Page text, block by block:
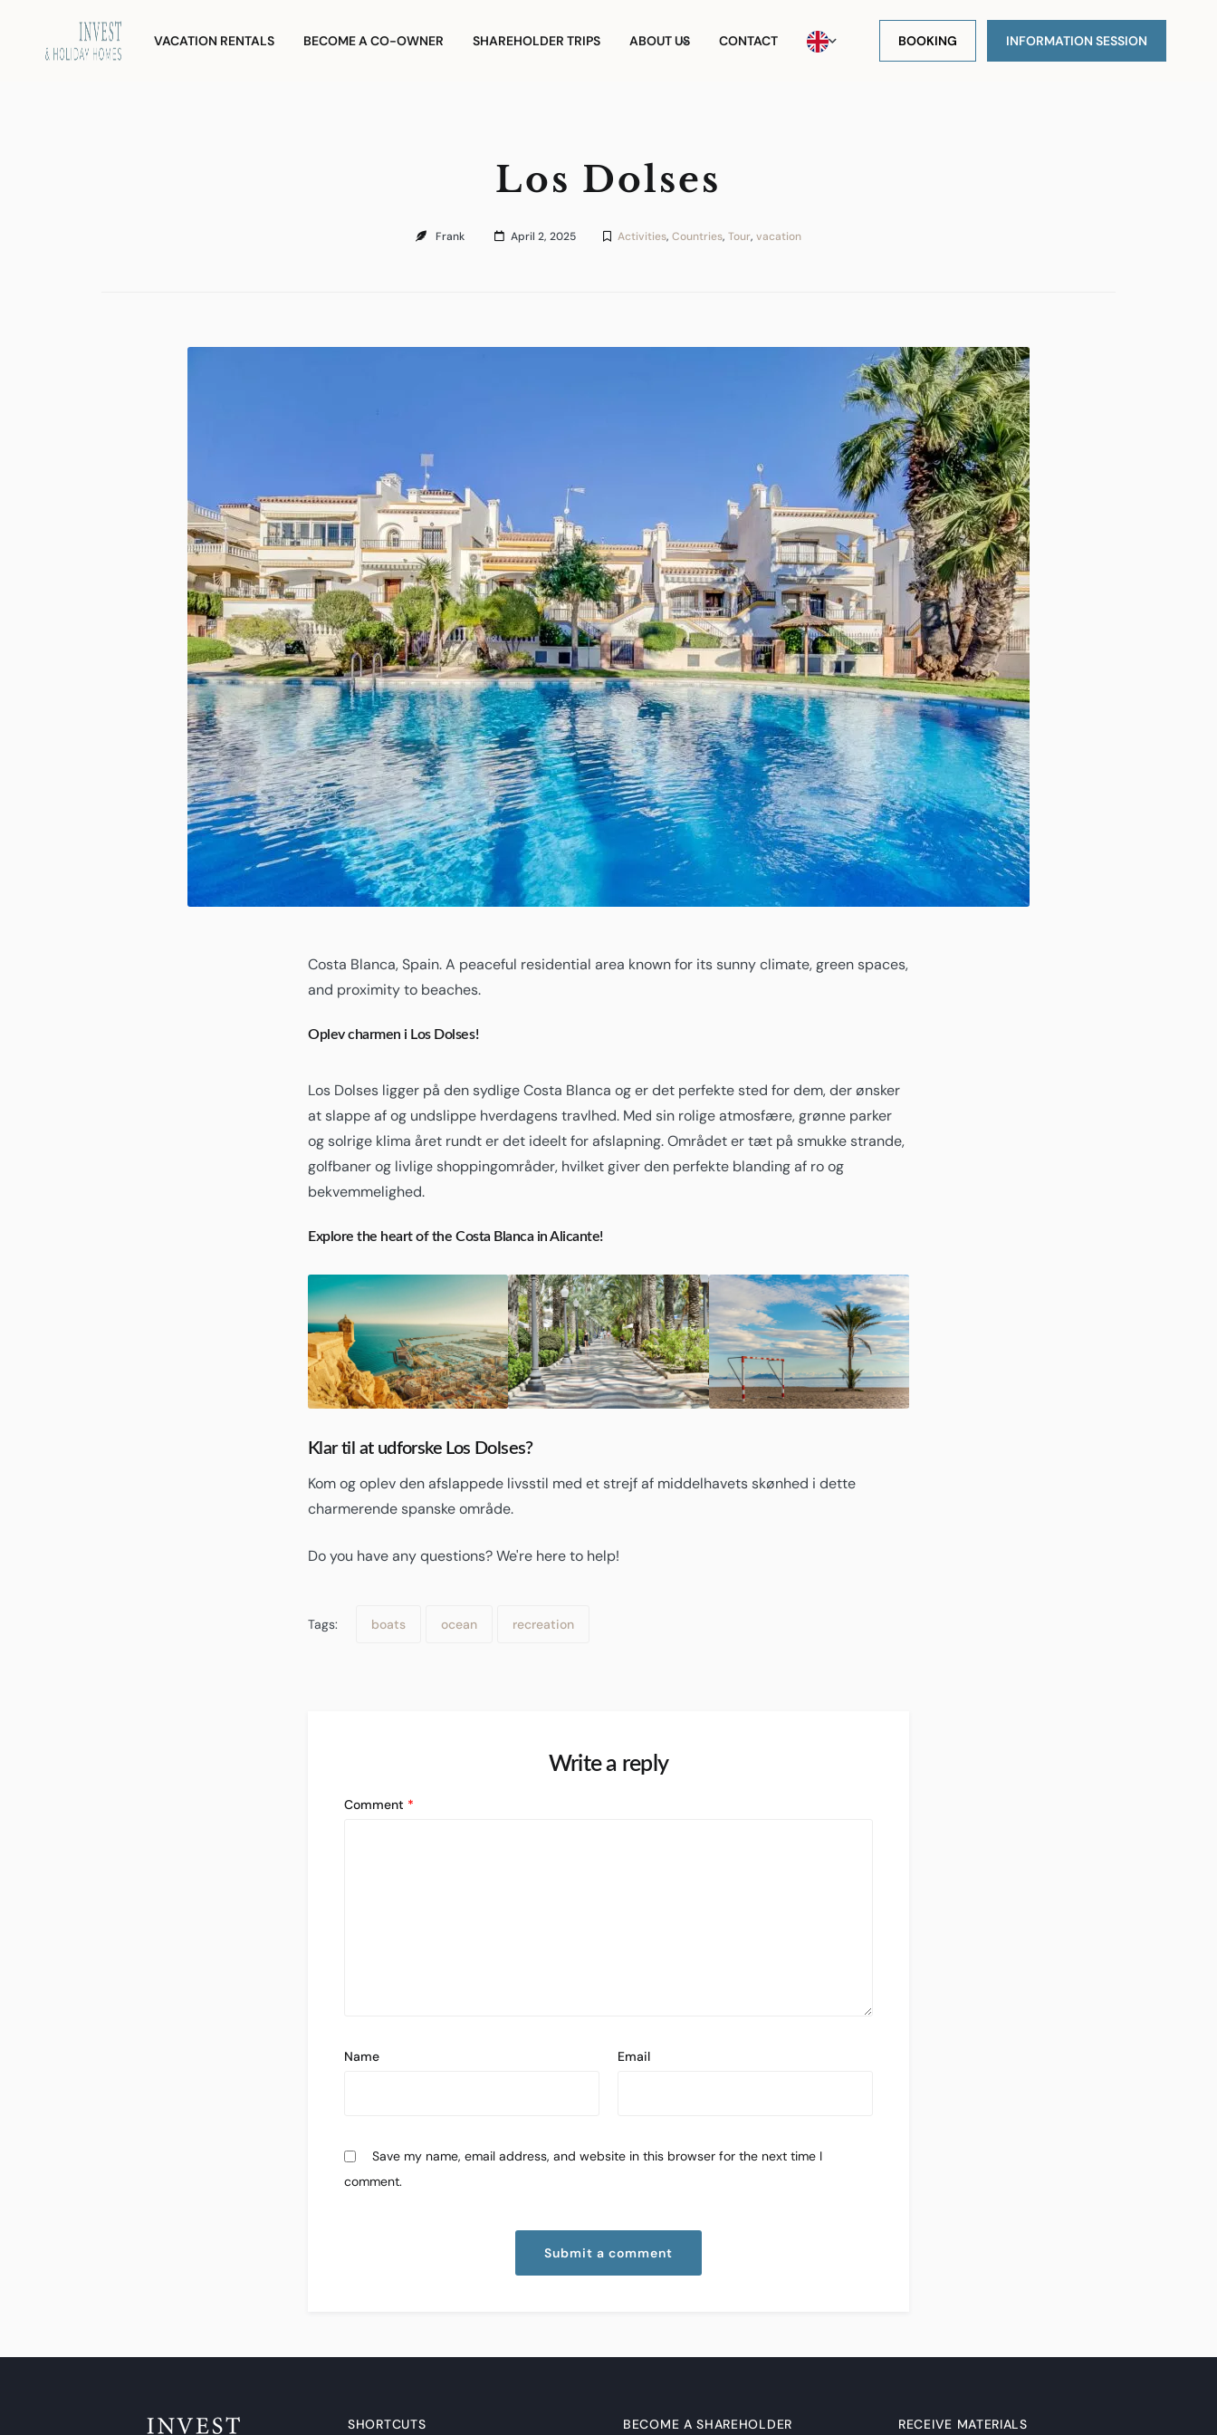
content
Investment
Vacation
Homes
VACATION RENTALS BECOME A CO-OWNER SHAREHOLDER TRIPS ABOUT US CONTACT BOOKING INFORMATION SESSION
Los Dolses
Frank April 2, 2025 Activities, Countries, Tour, vacation
Costa Blanca, Spain. A peaceful residential area known for its sunny climate, green spaces,
and proximity to beaches.
Oplev charmen i Los Dolses!
Los Dolses ligger på den sydlige Costa Blanca og er det perfekte sted for dem, der ønsker
at slappe af og undslippe hverdagens travlhed. Med sin rolige atmosfære, grønne parker
og solrige klima året rundt er det ideelt for afslapning. Området er tæt på smukke strande,
golfbaner og livlige shoppingområder, hvilket giver den perfekte blanding af ro og
bekvemmelighed.
Explore the heart of the Costa Blanca in Alicante!
Klar til at udforske Los Dolses?
Kom og oplev den afslappede livsstil med et strejf af middelhavets skønhed i dette
charmerende spanske område.
Do you have any questions? We're here to help!
Tags: boats ocean recreation
Write a reply
Comment *
Name Email
Save my name, email address, and website in this browser for the next time I
comment.
SHORTCUTS BECOME A SHAREHOLDER RECEIVE MATERIALS